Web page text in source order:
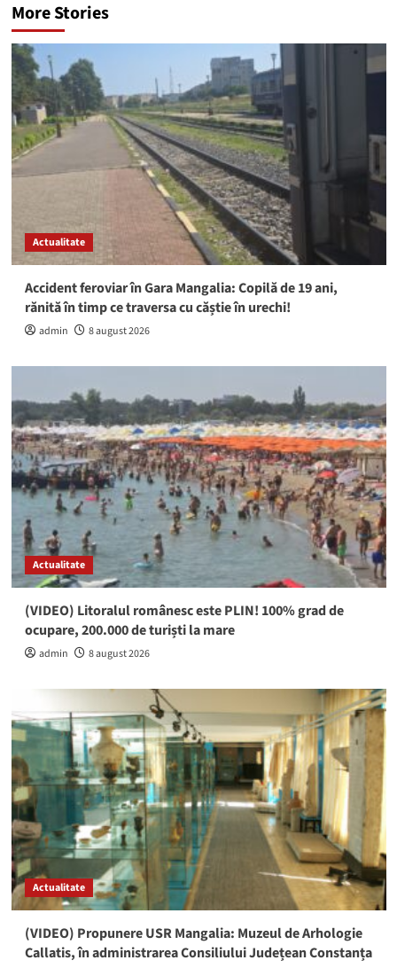
More Stories
Actualitate
Accident feroviar în Gara Mangalia: Copilă de 19 ani,
rănită în timp ce traversa cu căștie în urechi!
admin 8 august 2026
Actualitate
(VIDEO) Litoralul românesc este PLIN! 100% grad de
ocupare, 200.000 de turiști la mare
admin 8 august 2026
Actualitate
(VIDEO) Propunere USR Mangalia: Muzeul de Arhologie
Callatis, în administrarea Consiliului Județean Constanța